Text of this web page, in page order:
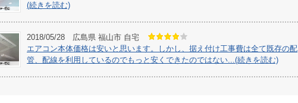
(続きを読む)
2018/05/28 広島県 福山市 自宅
エアコン本体価格は安いと思います。しかし、据え付け工事費は全て既存の配
管、配線を利用しているのでもっと安くできたのではない...(続きを読む)